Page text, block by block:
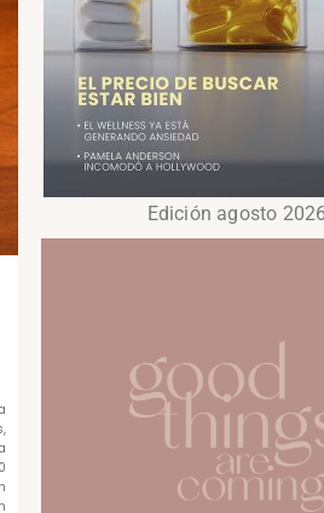
Edición agosto 2026